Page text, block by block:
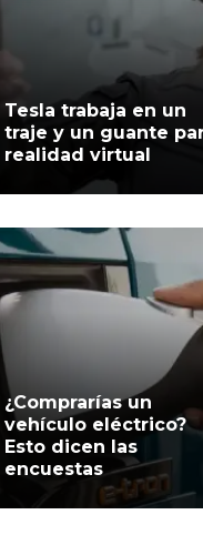
Tesla trabaja en un
traje y un guante
realidad virtual
¿Comprarías un
vehículo eléctrico?
Esto dicen las
encuestas